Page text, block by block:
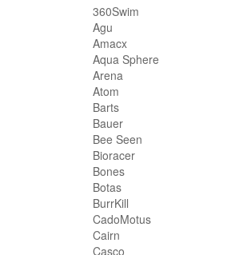
360Swim
Agu
Amacx
Aqua Sphere
Arena
Atom
Barts
Bauer
Bee Seen
Bioracer
Bones
Botas
BurrKill
CadoMotus
Cairn
Casco